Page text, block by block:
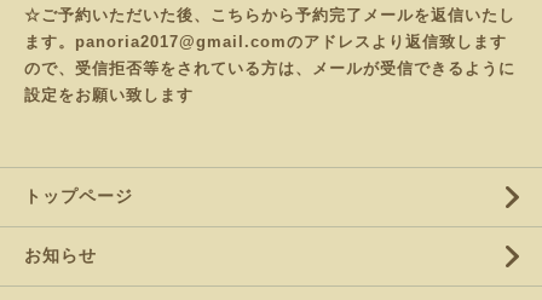
☆ご予約いただいた後、こちらから予約完了メールを返信いたし
ます。panoria2017@gmail.comのアドレスより返信致します
ので、受信拒否等をされている方は、メールが受信できるように
設定をお願い致します
トップページ
お知らせ